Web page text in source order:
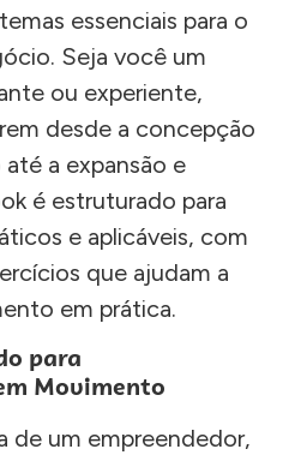
essenciais para o
Seja você um
ou experiente,
desde a concepção
a expansão e
é estruturado para
e aplicáveis, com
que ajudam a
em prática.
para
Movimento
de um empreendedor,